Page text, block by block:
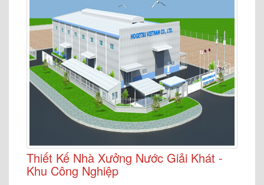
Thiết Kế Nhà Xưởng Nước Giải Khát -
Khu Công Nghiệp